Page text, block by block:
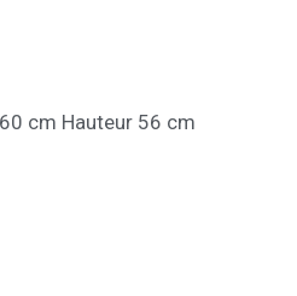
cm Hauteur 56 cm